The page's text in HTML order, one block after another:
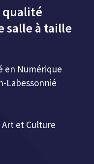
qualité
salle à taille
en Numérique
Labessonnié
et Culture